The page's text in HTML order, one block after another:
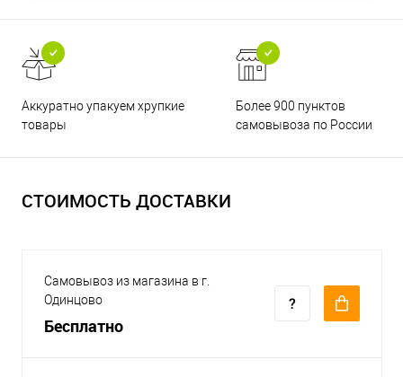
Аккуратно упакуем хрупкие
товары
Более 900 пунктов
самовывоза по России
СТОИМОСТЬ ДОСТАВКИ
Самовывоз из магазина в г.
Одинцово
Бесплатно